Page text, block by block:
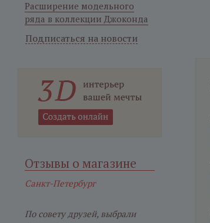
Расширение модельного
ряда в коллекции Джоконда
Подписаться на новости
Отзывы о магазине
Санкт-Петербург
По совету друзей, выбрали